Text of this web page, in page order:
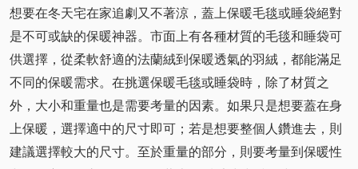
想要在冬天宅在家追劇又不著涼，蓋上保暖毛毯或睡袋絕對
是不可或缺的保暖神器。市面上有各種材質的毛毯和睡袋可
供選擇，從柔軟舒適的法蘭絨到保暖透氣的羽絨，都能滿足
不同的保暖需求。在挑選保暖毛毯或睡袋時，除了材質之
外，大小和重量也是需要考量的因素。如果只是想要蓋在身
上保暖，選擇適中的尺寸即可；若是想要整個人鑽進去，則
建議選擇較大的尺寸。至於重量的部分，則要考量到保暖性